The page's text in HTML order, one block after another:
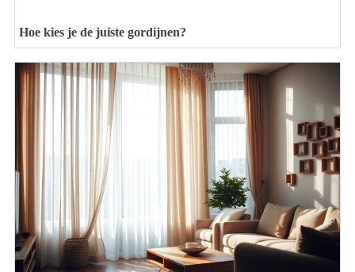
Hoe kies je de juiste gordijnen?